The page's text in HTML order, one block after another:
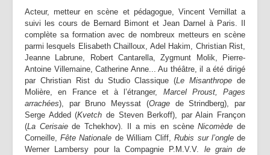
Acteur, metteur en scène et pédagogue, Vincent Vernillat a
suivi les cours de Bernard Bimont et Jean Darnel à Paris. Il
complète sa formation avec de nombreux metteurs en scène
parmi lesquels Elisabeth Chailloux, Adel Hakim, Christian Rist,
Jeanne Labrune, Robert Cantarella, Zygmunt Molik, Pierre-
Antoine Villemaine, Catherine Anne... Au théâtre, il a été dirigé
par Christian Rist du Studio Classique (Le Misanthrope de
Molière, en France et à l’étranger, Marcel Proust, Pages
arrachées), par Bruno Meyssat (Orage de Strindberg), par
Serge Added (Kvetch de Steven Berkoff), par Alain Françon
(La Cerisaiede Tchekhov). Il a mis en scèneNicomèdede
Corneille,Fête Nationale de William Cliff,Rubis sur l’onglede
Werner Lambersy pour la Compagnie P.M.V.V. le grain de